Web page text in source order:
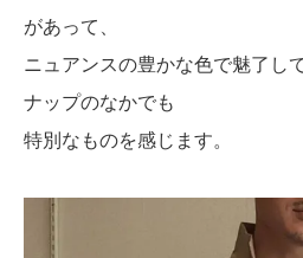
があって、
ニュアンスの豊かな色で魅了し
ナップのなかでも
特別なものを感じます。